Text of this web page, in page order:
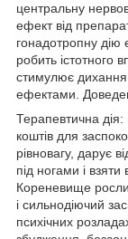
центральну
ефект від
гонадотропну дію
робить істотного
стимулює дихання
ефектами.
Терапевтична
коштів для
рівновагу, дарує
під ногами і
Кореневище
і сильнодіючий
психічних